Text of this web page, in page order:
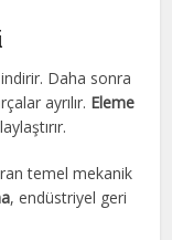
Daha sonra
ayrılır. Eleme
temel mekanik
, endüstriyel geri